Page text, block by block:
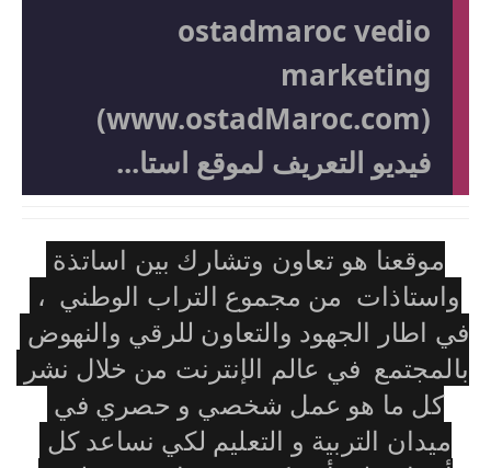
ostadmaroc vedio
marketing
(www.ostadMaroc.com)
فيديو التعريف لموقع استا...